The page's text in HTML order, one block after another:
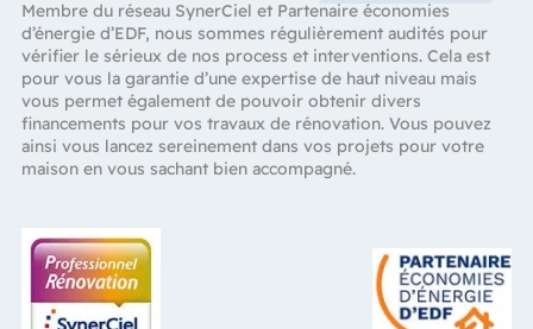
Membre du réseau SynerCiel et Partenaire économies
d’énergie d’EDF, nous sommes régulièrement audités pour
vérifier le sérieux de nos process et interventions. Cela est
pour vous la garantie d’une expertise de haut niveau mais
vous permet également de pouvoir obtenir divers
financements pour vos travaux de rénovation. Vous pouvez
ainsi vous lancez sereinement dans vos projets pour votre
maison en vous sachant bien accompagné.